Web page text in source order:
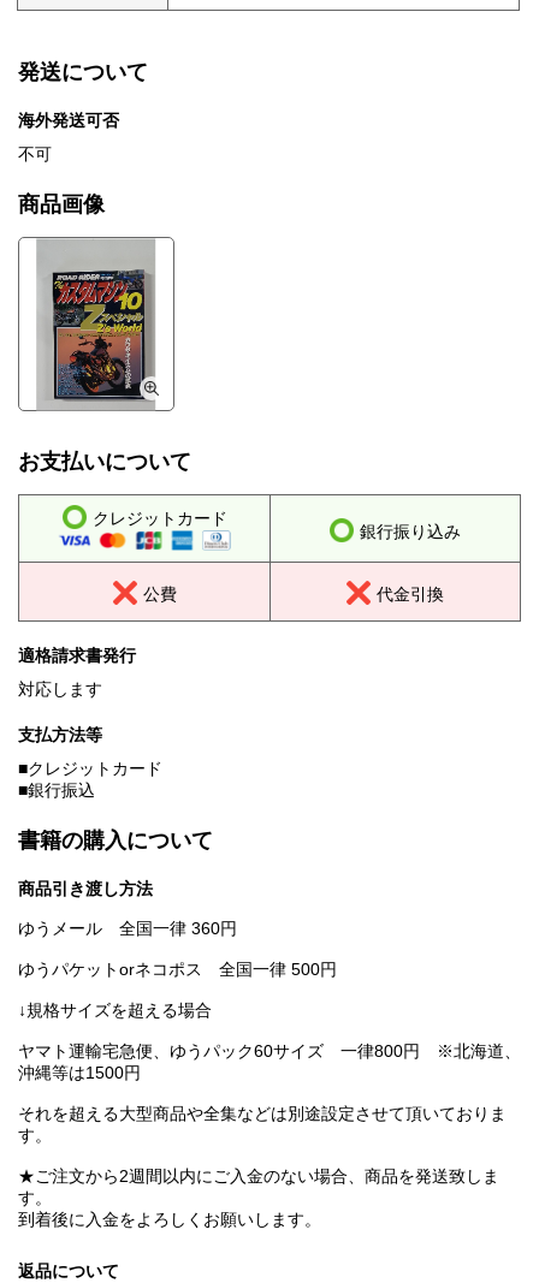
発送について
海外発送可否
不可
商品画像
お支払いについて
クレジットカード
銀行振り込み
公費 代金引換
適格請求書発行
対応します
支払方法等
■クレジットカード
■銀行振込
書籍の購入について
商品引き渡し方法
ゆうメール 全国一律 360円
ゆうパケットorネコポス 全国一律 500円
↓規格サイズを超える場合
ヤマト運輸宅急便、ゆうパック60サイズ 一律800円 ※北海道、
沖縄等は1500円
それを超える大型商品や全集などは別途設定させて頂いておりま
す。
★ご注文から2週間以内にご入金のない場合、商品を発送致しま
す。
到着後に入金をよろしくお願いします。
返品について